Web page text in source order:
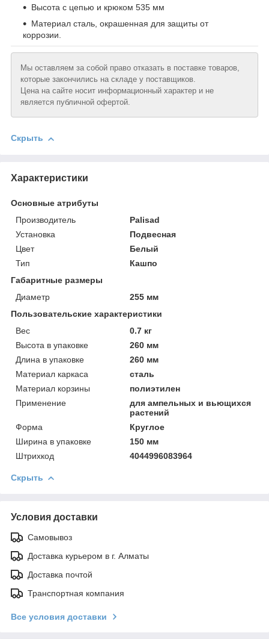
Высота с цепью и крюком 535 мм
Материал сталь, окрашенная для защиты от
коррозии.
Мы оставляем за собой право отказать в поставке товаров,
которые закончились на складе у поставщиков.
Цена на сайте носит информационный характер и не
является публичной офертой.
Скрыть
Характеристики
Основные атрибуты
Производитель
Palisad
Установка
Подвесная
Цвет
Белый
Тип
Кашпо
Габаритные размеры
Диаметр
255 мм
Пользовательские характеристики
Вeс
0.7 кг
Высотa в упаковке
260 мм
Длинa в упаковке
260 мм
Материал каркаса
сталь
Материал корзины
полиэтилен
Применение
для ампельных и вьющихся
растений
Форма
Круглое
Ширинa в упаковке
150 мм
Штрихкод
4044996083964
Скрыть
Условия доставки
Самовывоз
Доставка курьером в г. Алматы
Доставка почтой
Транспортная компания
Все условия доставки